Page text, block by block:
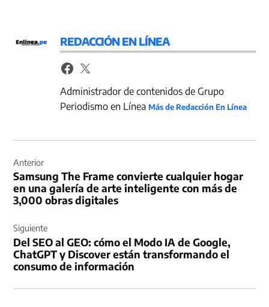
REDACCIÓN EN LÍNEA
Administrador de contenidos de Grupo
Periodismo en LíneaMás de Redacción En Línea
de
entradas
Anterior
Samsung The Frame convierte cualquier hogar
en una galería de arte inteligente con más de
3,000 obras digitales
Siguiente
Del SEO al GEO: cómo el Modo IA de Google,
ChatGPT y Discover están transformando el
consumo de información